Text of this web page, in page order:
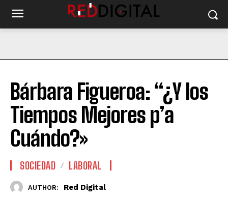
Bárbara Figueroa: “¿Y los
Tiempos Mejores p’a
Cuándo?»
SOCIEDAD LABORAL
AUTHOR: Red Digital